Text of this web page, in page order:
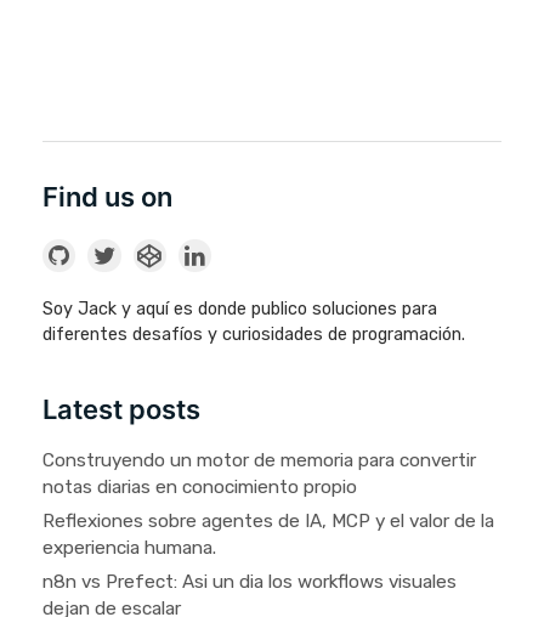
Find us on
Soy Jack y aquí es donde publico soluciones para
diferentes desafíos y curiosidades de programación.
Latest posts
Construyendo un motor de memoria para convertir
notas diarias en conocimiento propio
Reflexiones sobre agentes de IA, MCP y el valor de la
experiencia humana.
n8n vs Prefect: Asi un dia los workflows visuales
dejan de escalar